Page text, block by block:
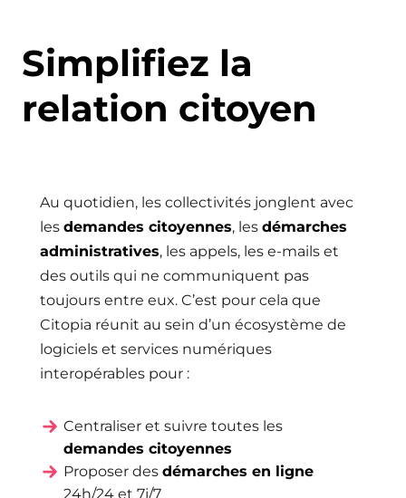
Simplifiez la
relation citoyen
Au quotidien, les collectivités jonglent avec
les demandes citoyennes, les démarches
administratives, les appels, les e-mails et
des outils qui ne communiquent pas
toujours entre eux. C’est pour cela que
Citopia réunit au sein d’un écosystème de
logiciels et services numériques
interopérables pour :
Centraliser et suivre toutes les
demandes citoyennes
Proposer des démarches en ligne
24h/24 et 7j/7